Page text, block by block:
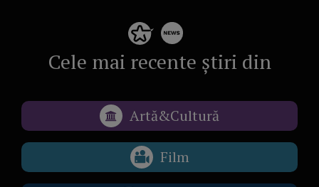
Cele mai recente știri din
Artă&Cultură
Film